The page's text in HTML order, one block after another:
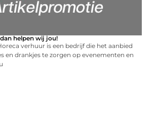
helpen wij jou!
verhuur is een bedrijf die het aanbied
en drankjes te zorgen op evenementen en